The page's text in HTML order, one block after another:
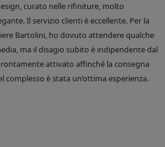
curato nelle rifiniture, molto
Il servizio clienti è eccellente. Per la
Bartolini, ho dovuto attendere qualche
ma il disagio subito è indipendente dal
attivato affinché la consegna
complesso è stata un’ottima esperienza.